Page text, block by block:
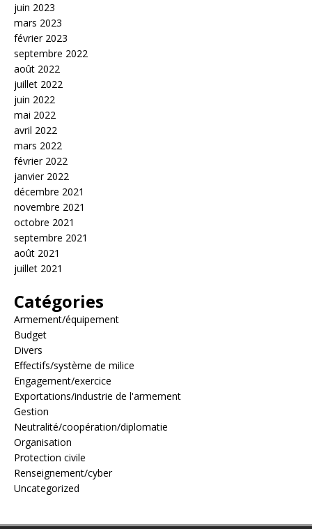
juin 2023
mars 2023
février 2023
septembre 2022
août 2022
juillet 2022
juin 2022
mai 2022
avril 2022
mars 2022
février 2022
janvier 2022
décembre 2021
novembre 2021
octobre 2021
septembre 2021
août 2021
juillet 2021
Catégories
Armement/équipement
Budget
Divers
Effectifs/système de milice
Engagement/exercice
Exportations/industrie de l'armement
Gestion
Neutralité/coopération/diplomatie
Organisation
Protection civile
Renseignement/cyber
Uncategorized